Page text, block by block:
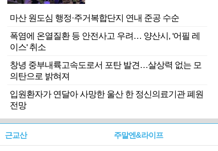
마산 원도심 행정·주거복합단지 연내 준공 수순
폭염에 온열질환 등 안전사고 우려… 양산시, '어필 레
이스' 취소
창녕 중부내륙고속도로서 포탄 발견…살상력 없는 모
의탄으로 밝혀져
입원환자가 연달아 사망한 울산 한 정신의료기관 폐원
전망
근교산 주말엔&라이프